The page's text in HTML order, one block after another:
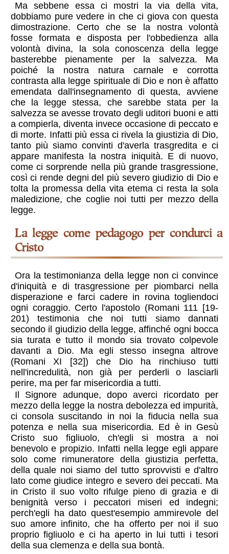
Ma sebbene essa ci mostri la via della vita,
dobbiamo pure vedere in che ci giova con questa
dimostrazione. Certo che se la nostra volontà
fosse formata e disposta per l'obbedienza alla
volontà divina, la sola conoscenza della legge
basterebbe pienamente per la salvezza. Ma
poiché la nostra natura carnale e corrotta
contrasta alla legge spirituale di Dio e non è affatto
emendata dall'insegnamento di questa, avviene
che la legge stessa, che sarebbe stata per la
salvezza se avesse trovato degli uditori buoni e atti
a compierla, diventa invece occasione di peccato e
di morte. Infatti più essa ci rivela la giustizia di Dio,
tanto più siamo convinti d'averla trasgredita e ci
appare manifesta la nostra iniquità. E di nuovo,
come ci sorprende nella più grande trasgressione,
così ci rende degni del più severo giudizio di Dio e
tolta la promessa della vita etema ci resta la sola
maledizione, che coglie noi tutti per mezzo della
legge.
La legge come pedagogo per condurci a
Cristo
Ora la testimonianza della legge non ci convince
d'iniquità e di trasgressione per piombarci nella
disperazione e farci cadere in rovina togliendoci
ogni coraggio. Certo l'apostolo (Romani 111 [19-
201) testimonia che noi tutti siamo dannati
secondo il giudizio della legge, affinché ogni bocca
sia turata e tutto il mondo sia trovato colpevole
davanti a Dio. Ma egli stesso insegna altrove
(Romani XI [32]) che Dio ha rinchiuso tutti
nell'incredulità, non già per perderli o lasciarli
perire, ma per far misericordia a tutti.
Il Signore adunque, dopo averci ricordato per
mezzo della legge la nostra debolezza ed impurità,
ci consola suscitando in noi la fiducia nella sua
potenza e nella sua misericordia. Ed è in Gesù
Cristo suo figliuolo, ch'egli si mostra a noi
benevolo e propizio. Infatti nella legge egli appare
solo come rimuneratore della giustizia perfetta,
della quale noi siamo del tutto sprovvisti e d'altro
lato come giudice integro e severo dei peccati. Ma
in Cristo il suo volto rifulge pieno di grazia e di
benignità verso i peccatori miseri ed indegni;
perch'egli ha dato quest'esempio ammirevole del
suo amore infinito, che ha offerto per noi il suo
proprio figliuolo e ci ha aperto in lui tutti i tesori
della sua clemenza e della sua bontà.